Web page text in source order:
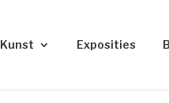
Kunst Exposities